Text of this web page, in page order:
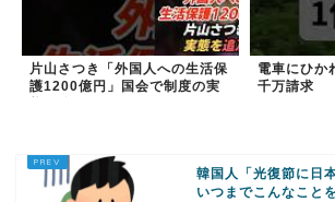
片山さつき「外国人への生活保
護1200億円」国会で制度の実
電車にひ
千万請求
韓国人「光復節に日
いつまでこんなこと